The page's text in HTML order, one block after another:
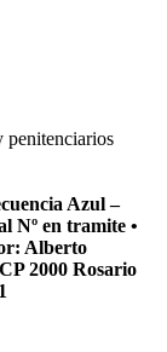
penitenciarios
Azul –
Nº en tramite •
Alberto
2000 Rosario